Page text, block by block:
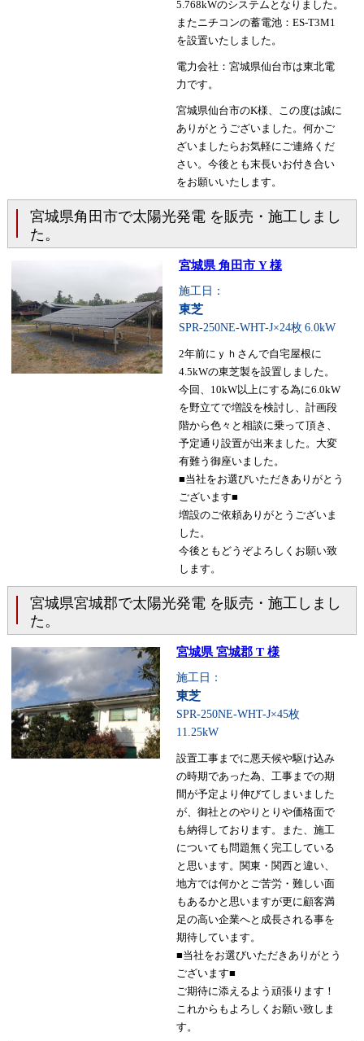
5.768kWのシステムとなりました。
またニチコンの蓄電池：ES-T3M1
を設置いたしました。
電力会社：宮城県仙台市は東北電
力です。
宮城県仙台市のK様、この度は誠に
ありがとうございました。何かご
ざいましたらお気軽にご連絡くだ
さい。今後とも末長いお付き合い
をお願いいたします。
宮城県角田市で太陽光発電 を販売・施工しまし
た。
宮城県 角田市 Y 様
施工日：
東芝
SPR-250NE-WHT-J×24枚 6.0kW
2年前にｙｈさんで自宅屋根に
4.5kWの東芝製を設置しました。
今回、10kW以上にする為に6.0kW
を野立てで増設を検討し、計画段
階から色々と相談に乗って頂き、
予定通り設置が出来ました。大変
有難う御座いました。
■当社をお選びいただきありがとう
ございます■
増設のご依頼ありがとうございま
した。
今後ともどうぞよろしくお願い致
します。
宮城県宮城郡で太陽光発電 を販売・施工しまし
た。
宮城県 宮城郡 T 様
施工日：
東芝
SPR-250NE-WHT-J×45枚
11.25kW
設置工事までに悪天候や駆け込み
の時期であった為、工事までの期
間が予定より伸びてしまいました
が、御社とのやりとりや価格面で
も納得しております。また、施工
についても問題無く完工している
と思います。関東・関西と違い、
地方では何かとご苦労・難しい面
もあるかと思いますが更に顧客満
足の高い企業へと成長される事を
期待しています。
■当社をお選びいただきありがとう
ございます■
ご期待に添えるよう頑張ります！
これからもよろしくお願い致しま
す。